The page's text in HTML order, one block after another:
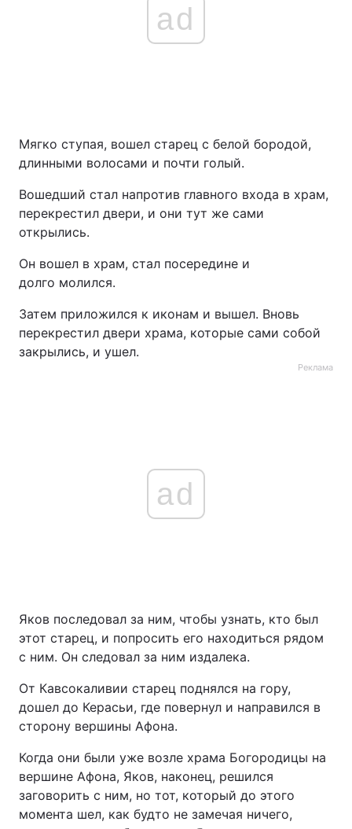
ad
Мягко ступая, вошел старец с белой бородой,
длинными волосами и почти голый.
Вошедший стал напротив главного входа в храм,
перекрестил двери, и они тут же сами
открылись.
Он вошел в храм, стал посередине и
долго молился.
Затем приложился к иконам и вышел. Вновь
перекрестил двери храма, которые сами собой
закрылись, и ушел.
Реклама
ad
Яков последовал за ним, чтобы узнать, кто был
этот старец, и попросить его находиться рядом
с ним. Он следовал за ним издалека.
От Кавсокаливии старец поднялся на гору,
дошел до Керасьи, где повернул и направился в
сторону вершины Афона.
Когда они были уже возле храма Богородицы на
вершине Афона, Яков, наконец, решился
заговорить с ним, но тот, который до этого
момента шел, как будто не замечая ничего,